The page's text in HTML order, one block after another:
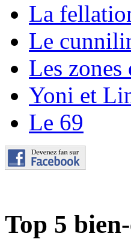
La
Le
Les zones
Yoni et
Le 69
Top 5